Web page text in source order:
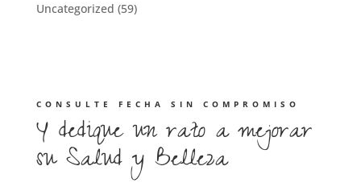
Uncategorized (59)
CONSULTE FECHA SIN COMPROMISO
Y dedique un rato a mejorar
su Salud y Belleza